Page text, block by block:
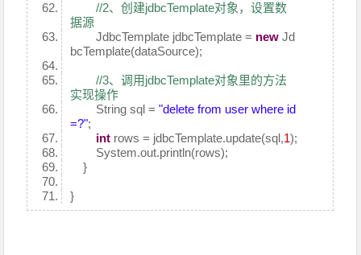
//2、创建jdbcTemplate对象，设置数
据源
JdbcTemplate jdbcTemplate = new Jd
bcTemplate(dataSource);
//3、调用jdbcTemplate对象里的方法
实现操作
String sql ="delete from user where id
=?";
int rows = jdbcTemplate.update(sql,1);
System.out.println(rows);
}
}